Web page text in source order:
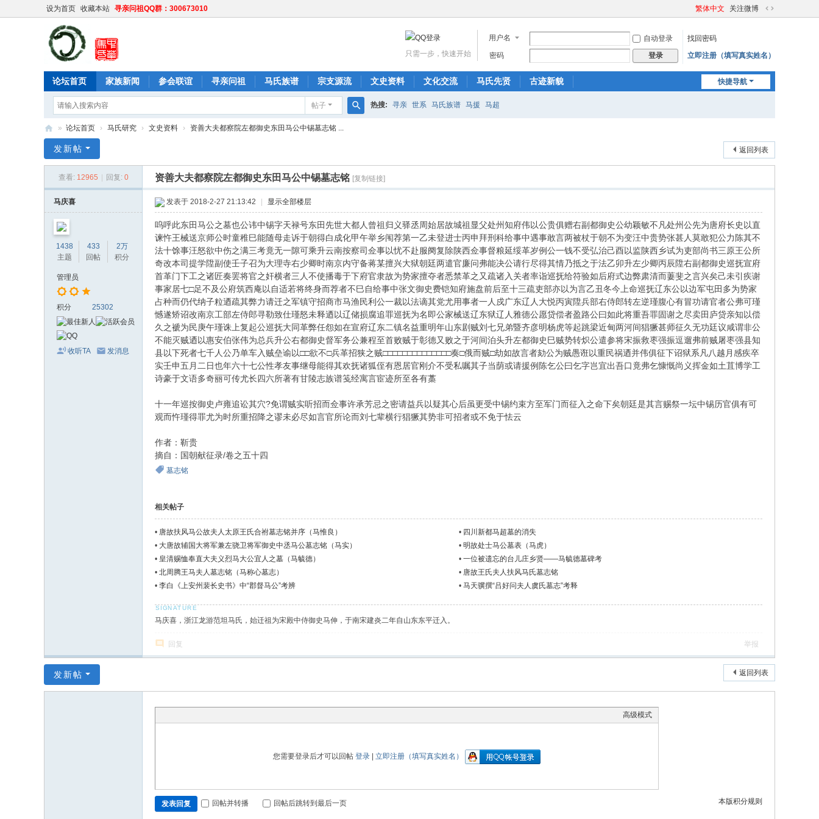
设为首页 收藏本站 寻亲问祖QQ群：300673010 繁体中文 关注微博
切
宽
用户名 自动登录
找回密码
密码
登录 立即注册（填写真实姓名）
只需一步，快速开始
快捷导航
论坛首页 家族新闻 参会联谊 寻亲问祖 马氏族谱 宗支源流 文史资料 文化交流 马氏先贤 古迹新貌
帖子 热搜: 寻亲 世系 马氏族谱 马援 马超
华
» 论坛首页 › 马氏研究 › 文史资料 › 资善大夫都察院左都御史东田马公中锡墓志铭 ...
返回列表
发新帖
查看: 12965 回复: 0 资善大夫都察院左都御史东田马公中锡墓志铭 [复制链接]
马庆喜
1438
主题
433
回帖
2万
积分
管理员
积分 25302
收听TA 发消息
发表于 2018-2-27 21:13:42 显示全部楼层
呜呼此东田马公之墓也公讳中锡字天禄号东田先世大都人曾祖归义驿丞周始居故城祖显父处州知府伟以公贵俱赠右副都御史公幼颖敏不凡处州公先为唐府长史以直
谏忤王械送京师公时童稚巳能随母走诉于朝得白成化甲午举乡闱荐第一乙未登进士丙申拜刑科给事中遇事敢言两被杖于朝不为变汪中贵势张甚人莫敢犯公力陈其不
法十馀事汪怒欲中伤之满三考竟无一隙可乘升云南按察司佥事以忧不赴服阕复除陕西佥事督粮延绥革岁例公一钱不受弘治己酉以监陕西乡试为吏部尚书三原王公所
奇改本司提学陞副使壬子召为大理寺右少卿时南京内守备蒋某擅兴大狱朝廷两遣官廉问弗能决公请行尽得其情乃抵之于法乙卯升左少卿丙辰陞右副都御史巡抚宣府
首革门下工之诸匠奏罢将官之奸横者三人不使播毒于下府官隶故为势家擅夺者悉禁革之又疏诸入关者率诣巡抚给符验如后府式边弊肃清而萋斐之言兴矣己未引疾谢
事家居七□足不及公府筑西庵以自适若将终身而荐者不巳自给事中张文御史费铠知府施盘前后至十三疏吏部亦以为言乙丑冬今上命巡抚辽东公以边军屯田多为势家
占种而仍代纳子粒迺疏其弊力请迁之军镇守招商市马渔民利公一裁以法谪其党尤用事者一人戍广东辽人大悦丙寅陞兵部右侍郎转左逆瑾腹心有冒功请官者公弗可瑾
憾遂矫诏改南京工部左侍郎寻勒致仕瑾怒未释迺以辽储损腐追罪巡抚为名即公家械送辽东狱辽人雅德公愿贷偿者盈路公曰如此将重吾罪固谢之尽卖田庐贷亲知以偿
久之褫为民庚午瑾诛上复起公巡抚大同革弊任怨如在宣府辽东二镇名益重明年山东剧贼刘七兄弟暨齐彦明杨虎等起跳梁近甸两河间猖獗甚师征久无功廷议咸谓非公
不能灭贼迺以惠安伯张伟为总兵升公右都御史督军务公兼程至首败贼于彰德又败之于河间泊头升左都御史巳贼势转炽公遣参将宋振救枣强振逗遛弗前贼屠枣强县知
县以下死者七千人公乃单车入贼垒谕以□□欲不□兵革招狭之贼□□□□□□□□□□□□□□奏□俄而贼□劫如故言者劾公为贼愚诳以重民祸迺并伟俱征下诏狱系凡八越月感疾卒
实壬申五月二日也年六十七公性孝友事继母能得其欢抚诸狐侄有恩居官刚介不受私嘱其子当荫或请援例陈乞公曰乞字岂宜出吾口竟弗乞慷慨尚义挥金如土苴博学工
诗豪于文语多奇丽可传尤长四六所著有甘陵志族谱笺经寓言宦迹所至各有藁
十一年巡按御史卢雍追讼其穴?免谓贼实听招而佥事许承芳忌之密请益兵以疑其心后虽更受中锡约束方至军门而征入之命下矣朝廷是其言赐祭一坛中锡历官俱有可
观而忤瑾得罪尤为时所重招降之谬未必尽如言官所论而刘七辈横行猖獗其势非可招者或不免于怯云
作者：靳贵
摘自：国朝献征录/卷之五十四
墓志铭
相关帖子
• 唐故扶风马公故夫人太原王氏合祔墓志铭并序（马惟良） • 四川新都马超墓的消失
• 大唐故辅国大将军兼左骁卫将军御史中丞马公墓志铭（马实） • 明故处士马公墓表（马虎）
• 皇清赐恤奉直大夫义烈马大公宜人之墓（马毓德） • 一位被遗忘的台儿庄乡贤——马毓德墓碑考
• 北周腾王马夫人墓志铭（马称心墓志） • 唐故王氏夫人扶风马氏墓志铭
• 李白《上安州裴长史书》中“郡督马公”考辨 • 马天骥撰“吕好问夫人虞氏墓志”考释
马庆喜，浙江龙游范坦马氏，始迁祖为宋殿中侍御史马伸，于南宋建炎二年自山东东平迁入。
回复 举报
返回列表
发新帖
高级模式
您需要登录后才可以回帖 登录 立即注册（填写真实姓名）
本版积分规则
发表回复 回帖并转播 回帖后跳转到最后一页